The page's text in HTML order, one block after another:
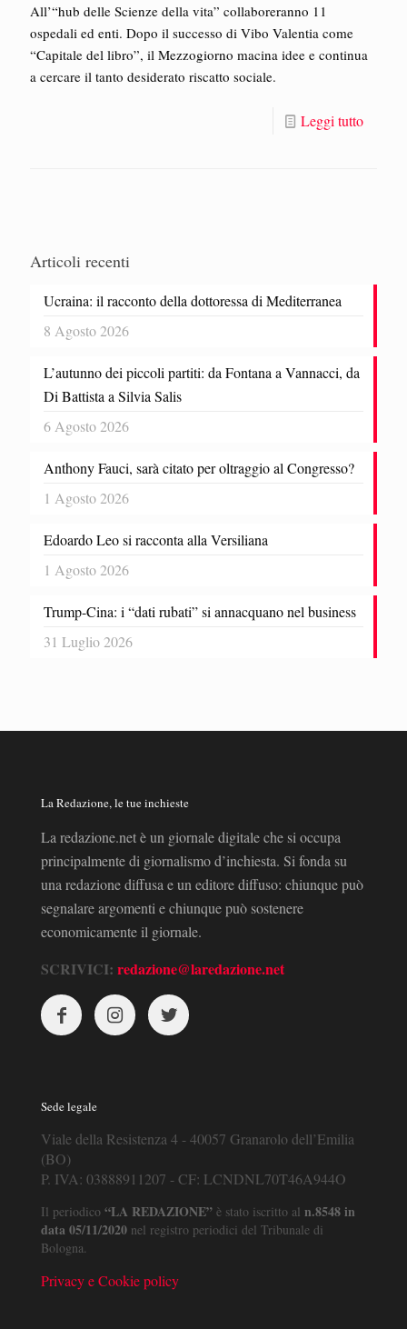
All’“hub delle Scienze della vita” collaboreranno 11
ospedali ed enti. Dopo il successo di Vibo Valentia come
“Capitale del libro”, il Mezzogiorno macina idee e continua
a cercare il tanto desiderato riscatto sociale.
Leggi tutto
Articoli recenti
Ucraina: il racconto della dottoressa di Mediterranea
8 Agosto 2026
L’autunno dei piccoli partiti: da Fontana a Vannacci, da
Di Battista a Silvia Salis
6 Agosto 2026
Anthony Fauci, sarà citato per oltraggio al Congresso?
1 Agosto 2026
Edoardo Leo si racconta alla Versiliana
1 Agosto 2026
Trump-Cina: i “dati rubati” si annacquano nel business
31 Luglio 2026
La Redazione, le tue inchieste
La redazione.net è un giornale digitale che si occupa
principalmente di giornalismo d’inchiesta. Si fonda su
una redazione diffusa e un editore diffuso: chiunque può
segnalare argomenti e chiunque può sostenere
economicamente il giornale.
SCRIVICI: redazione@laredazione.net
Sede legale
Viale della Resistenza 4 - 40057 Granarolo dell’Emilia
(BO)
P. IVA: 03888911207 - CF: LCNDNL70T46A944O
Il periodico “LA REDAZIONE” è stato iscritto al n.8548 in
data 05/11/2020 nel registro periodici del Tribunale di
Bologna.
Privacy e Cookie policy